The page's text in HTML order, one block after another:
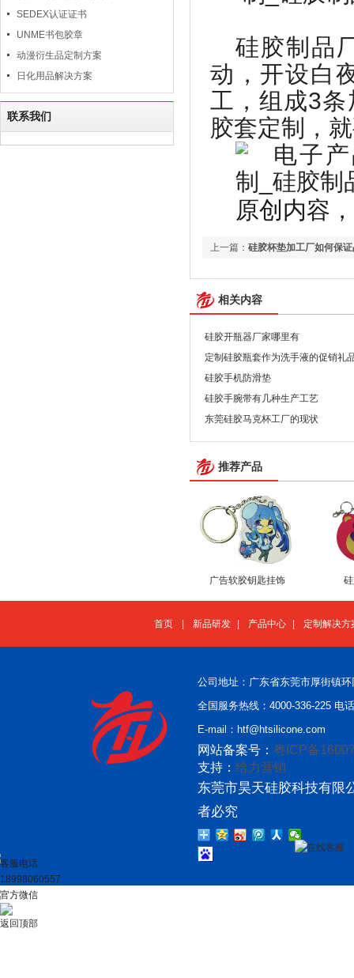
SEDEX认证证书
UNME书包胶章
动漫衍生品定制方案
日化用品解决方案
联系我们
硅胶制品
动，开设白
工，组成3条
胶套定制，
原创内容
上一篇： 硅胶杯垫加工厂如何保
相关内容
硅胶开瓶器厂家哪里有
定制硅胶瓶套作为洗手液的促销礼
硅胶手机防滑垫
硅胶手腕带有几种生产工艺
东莞硅胶马克杯工厂的现状
推荐产品
广告软胶钥匙挂饰
首页 新品研发 产品中心 定制解决方
公司地址：广东省东莞市厚街镇
全国服务热线：4000-336-225 电
E-mail：htf@htsilicone.com
网站备案号： 粤ICP备
支持： 给力营销
东莞市昊天硅胶科技有限
者必究
在线客服
客服电话
18998060557
官方微信
返回顶部